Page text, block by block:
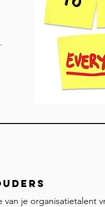
.
je organisatietalent